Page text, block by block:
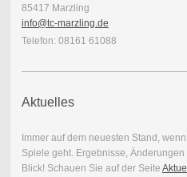
85417 Marzling
info@tc-marzling.de
Telefon: 08161 61088
Aktuelles
Immer auf dem neuesten Stand,
Spiele geht. Ergebnisse,
Blick! Schauen Sie auf der Seite